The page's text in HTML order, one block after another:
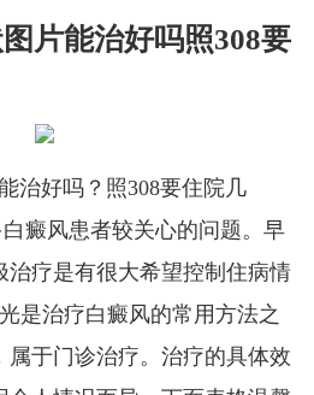
片能治好吗照308要
治好吗？照308要住院几
癜风患者较关心的问题。早
治疗是有很大希望控制住病情
是治疗白癜风的常用方法之
属于门诊治疗。治疗的具体效